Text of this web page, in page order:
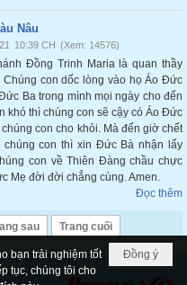
Nâu
10:39 CH (Xem: 14576)
Đồng Trinh Maria là quan thầy
Chúng con dốc lòng vào họ Áo Đức
Ba trong mình mọi ngày cho đến
khó thì chúng con sẽ cậy có Áo Đức
con cho khỏi. Mà đến giờ chết
con thì xin Đức Bà nhận lấy
con về Thiên Đàng chầu chực
Mẹ đời đời chẳng cùng. Amen.
Đọc thêm
sau Trang cuối
All rights reserved
Đồng ý
bạn trải nghiệm tốt
tục, chúng tôi cho